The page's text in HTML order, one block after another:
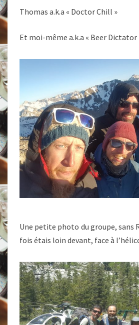
Thomas a.k.a « Doctor Chill »
Et moi-même a.k.a « Beer Dictator
Une petite photo du groupe, sans
fois étais loin devant, face à